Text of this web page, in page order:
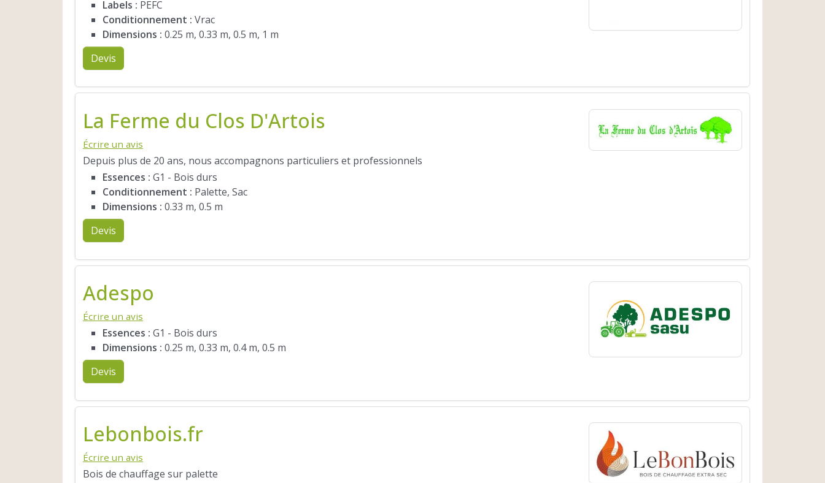
Labels : PEFC
Conditionnement : Vrac
Dimensions : 0.25 m, 0.33 m, 0.5 m, 1 m
Devis
La Ferme du Clos D'Artois
Écrire un avis
Depuis plus de 20 ans, nous accompagnons particuliers et professionnels
Essences : G1 - Bois durs
Conditionnement : Palette, Sac
Dimensions : 0.33 m, 0.5 m
Devis
Adespo
Écrire un avis
Essences : G1 - Bois durs
Dimensions : 0.25 m, 0.33 m, 0.4 m, 0.5 m
Devis
Lebonbois.fr
Écrire un avis
Bois de chauffage sur palette